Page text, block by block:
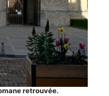
retrouvée.